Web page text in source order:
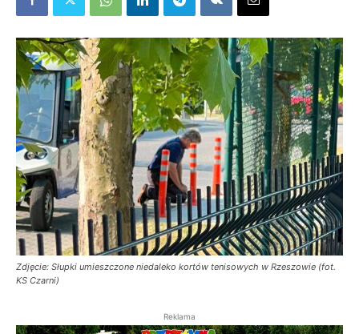
Zdjęcie: Słupki umieszczone niedaleko kortów tenisowych w Rzeszowie (fot.
KS Czarni)
Reklama